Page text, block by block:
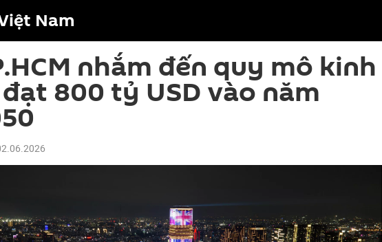
Nam
nhắm đến quy mô kinh
800 tỷ USD vào năm